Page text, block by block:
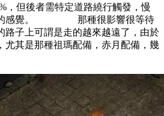
，但後者需特定道路繞行觸發，慢
的感覺。 那種很影響很等待
路子上可謂是走的越來越遠了，由於
尤其是那種祖瑪配備，赤月配備，幾